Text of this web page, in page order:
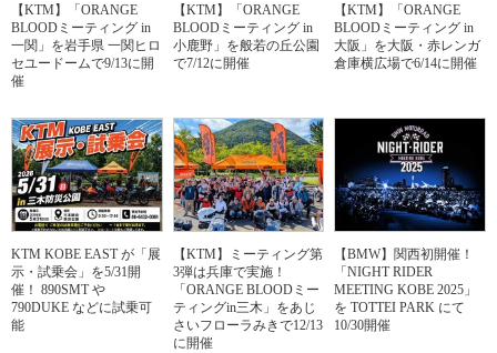
【KTM】「ORANGE
BLOODミーティング in
一関」を岩手県 一関ヒロ
セユードームで9/13に開
催
【KTM】「ORANGE
BLOODミーティング in
小鹿野」を般若の丘公園
で7/12に開催
【KTM】「ORANGE
BLOODミーティング in
大阪」を大阪・赤レンガ
倉庫横広場で6/14に開催
KTM KOBE EAST が「展
示・試乗会」を5/31開
催！ 890SMT や
790DUKE などに試乗可
能
【KTM】ミーティング第
3弾は兵庫で実施！
「ORANGE BLOODミー
ティングin三木」をあじ
さいフローラみきで12/13
に開催
【BMW】関西初開催！
「NIGHT RIDER
MEETING KOBE 2025」
を TOTTEI PARK にて
10/30開催